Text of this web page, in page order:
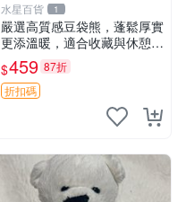
水星百貨 1
嚴選高質感豆袋熊，蓬鬆厚實
更添溫暖，適合收藏與休憩。
前胸填充飽滿，背部亦具優雅
設計。 豆袋熊 保暖 溫柔 蓬
松
$459 87折
折扣碼